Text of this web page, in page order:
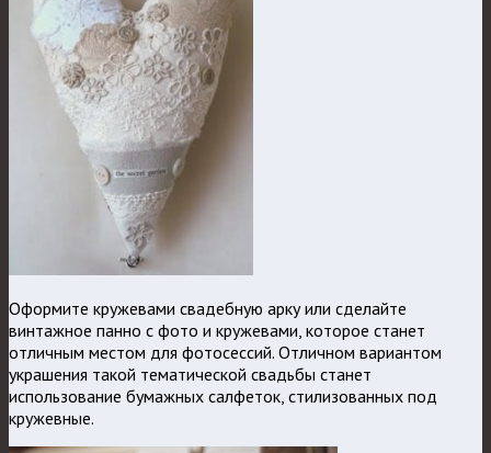
Оформите кружевами свадебную арку или сделайте
винтажное панно с фото и кружевами, которое станет
отличным местом для фотосессий. Отличном вариантом
украшения такой тематической свадьбы станет
использование бумажных салфеток, стилизованных под
кружевные.